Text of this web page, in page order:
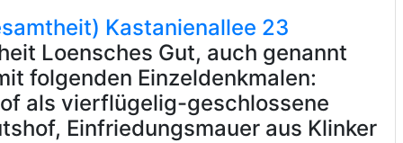
Kastanienallee 23
Loensches Gut, auch genannt
folgenden Einzeldenkmalen:
als vierflügelig-geschlossene
Einfriedungsmauer aus Klinker